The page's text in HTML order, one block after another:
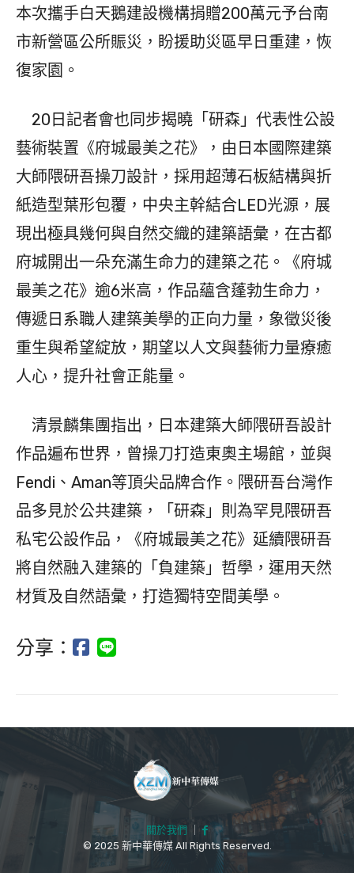
本次攜手白天鵝建設機構捐贈200萬元予台南
市新營區公所賑災，盼援助災區早日重建，恢
復家園。
20日記者會也同步揭曉「研森」代表性公設
藝術裝置《府城最美之花》，由日本國際建築
大師隈研吾操刀設計，採用超薄石板結構與折
紙造型葉形包覆，中央主幹結合LED光源，展
現出極具幾何與自然交織的建築語彙，在古都
府城開出一朵充滿生命力的建築之花。《府城
最美之花》逾6米高，作品蘊含蓬勃生命力，
傳遞日系職人建築美學的正向力量，象徵災後
重生與希望綻放，期望以人文與藝術力量療癒
人心，提升社會正能量。
清景麟集團指出，日本建築大師隈研吾設計
作品遍布世界，曾操刀打造東奧主場館，並與
Fendi、Aman等頂尖品牌合作。隈研吾台灣作
品多見於公共建築，「研森」則為罕見隈研吾
私宅公設作品，《府城最美之花》延續隈研吾
將自然融入建築的「負建築」哲學，運用天然
材質及自然語彙，打造獨特空間美學。
分享：
關於我們
｜
© 2025 新中華傳媒 All Rights Reserved.